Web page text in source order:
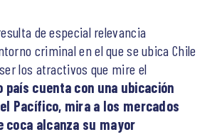
de especial relevancia
criminal en el que se ubica Chile
los atractivos que mire el
país cuenta con una ubicación
Pacífico, mira a los mercados
coca alcanza su mayor